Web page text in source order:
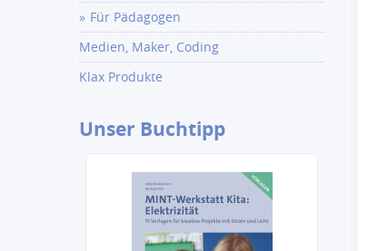
Für Pädagogen
Medien, Maker, Coding
Klax Produkte
Unser Buchtipp